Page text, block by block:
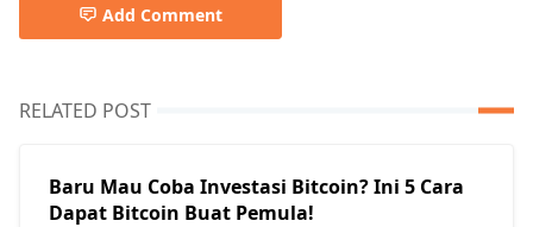
Add Comment
RELATED POST
Baru Mau Coba Investasi Bitcoin? Ini 5 Cara
Dapat Bitcoin Buat Pemula!